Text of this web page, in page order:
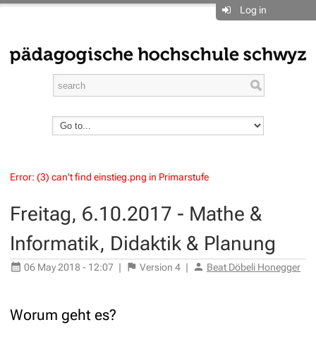
Log in
Error: (3) can't find einstieg.png in Primarstufe
Freitag, 6.10.2017 - Mathe &
Informatik, Didaktik & Planung
06 May 2018 - 12:07 | Version 4 | Beat Döbeli Honegger
Worum geht es?